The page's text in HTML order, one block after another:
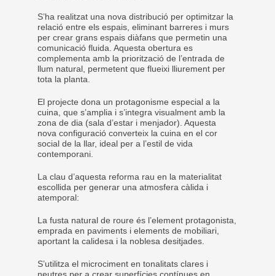
S’ha realitzat una nova distribució per optimitzar la
relació entre els espais, eliminant barreres i murs
per crear grans espais diàfans que permetin una
comunicació fluida. Aquesta obertura es
complementa amb la priorització de l’entrada de
llum natural, permetent que flueixi lliurement per
tota la planta.
El projecte dona un protagonisme especial a la
cuina, que s’amplia i s’integra visualment amb la
zona de dia (sala d’estar i menjador). Aquesta
nova configuració converteix la cuina en el cor
social de la llar, ideal per a l’estil de vida
contemporani.
La clau d’aquesta reforma rau en la materialitat
escollida per generar una atmosfera càlida i
atemporal:
La fusta natural de roure és l’element protagonista,
emprada en paviments i elements de mobiliari,
aportant la calidesa i la noblesa desitjades.
S’utilitza el microciment en tonalitats clares i